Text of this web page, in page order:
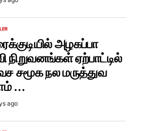
அழகப்பா
நிறுவனங்கள் ஏற்பாட்டில்
சமூக நல மருத்துவ
…
ago